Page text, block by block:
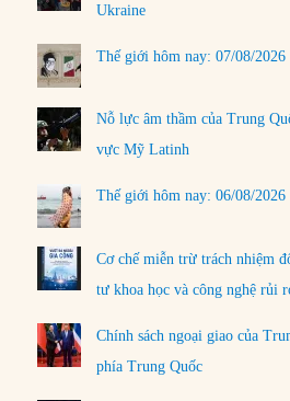
Ukraine
Thế giới hôm nay: 07/08/2026
Nỗ lực âm thầm của Trung
vực Mỹ Latinh
Thế giới hôm nay: 06/08/2026
Cơ chế miễn trừ trách nhiệm
tư khoa học và công nghệ rủi
Chính sách ngoại giao của
phía Trung Quốc